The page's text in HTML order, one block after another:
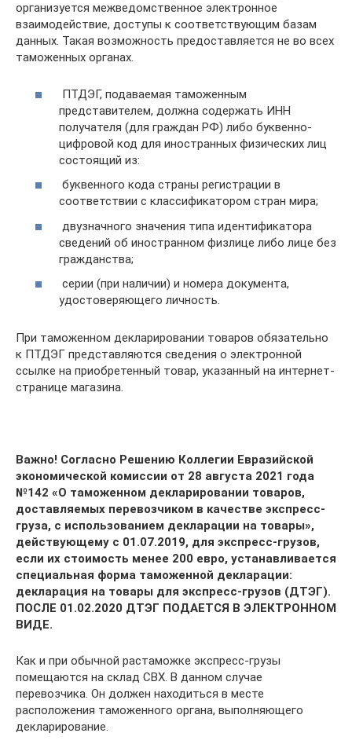
организуется межведомственное электронное
взаимодействие, доступы к соответствующим базам
данных. Такая возможность предоставляется не во всех
таможенных органах.
ПТДЭГ, подаваемая таможенным
представителем, должна содержать ИНН
получателя (для граждан РФ) либо буквенно-
цифровой код для иностранных физических лиц
состоящий из:
буквенного кода страны регистрации в
соответствии с классификатором стран мира;
двузначного значения типа идентификатора
сведений об иностранном физлице либо лице без
гражданства;
серии (при наличии) и номера документа,
удостоверяющего личность.
При таможенном декларировании товаров обязательно
к ПТДЭГ представляются сведения о электронной
ссылке на приобретенный товар, указанный на интернет-
странице магазина.
Важно! Согласно Решению Коллегии Евразийской
экономической комиссии от 28 августа 2021 года
№142 «О таможенном декларировании товаров,
доставляемых перевозчиком в качестве экспресс-
груза, с использованием декларации на товары»,
действующему с 01.07.2019, для экспресс-грузов,
если их стоимость менее 200 евро, устанавливается
специальная форма таможенной декларации:
декларация на товары для экспресс-грузов (ДТЭГ).
ПОСЛЕ 01.02.2020 ДТЭГ ПОДАЕТСЯ В ЭЛЕКТРОННОМ
ВИДЕ.
Как и при обычной растаможке экспресс-грузы
помещаются на склад СВХ. В данном случае
перевозчика. Он должен находиться в месте
расположения таможенного органа, выполняющего
декларирование.